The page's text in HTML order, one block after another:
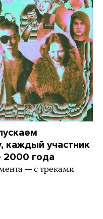
каждый участник
2000 года
— с треками